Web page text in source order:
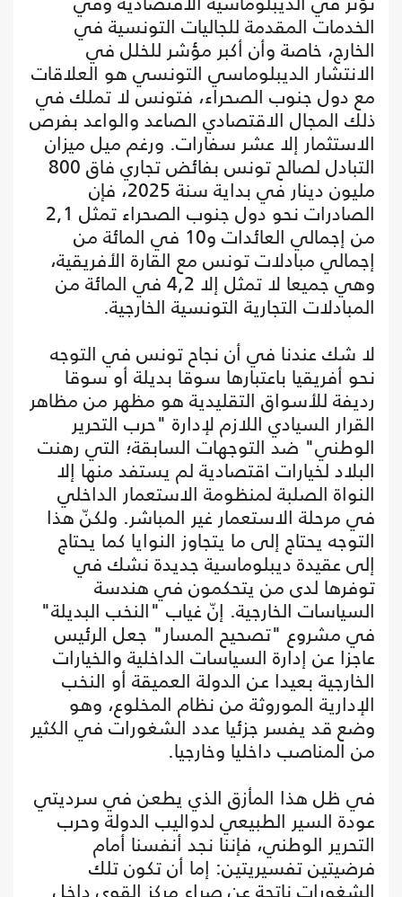
الخدمات المقدمة للجاليات التونسية في
الخارج، خاصة وأن أكبر مؤشر للخلل في
الانتشار الديبلوماسي التونسي هو العلاقات
مع دول جنوب الصحراء، فتونس لا تملك في
ذلك المجال الاقتصادي الصاعد والواعد بفرص
الاستثمار إلا عشر سفارات. ورغم ميل ميزان
التبادل لصالح تونس بفائض تجاري فاق 800
مليون دينار في بداية سنة 2025، فإن
الصادرات نحو دول جنوب الصحراء تمثل 2,1
من إجمالي العائدات و10 في المائة من
إجمالي مبادلات تونس مع القارة الأفريقية،
وهي جميعا لا تمثل إلا 4,2 في المائة من
المبادلات التجارية التونسية الخارجية.
لا شك عندنا في أن نجاح تونس في التوجه
نحو أفريقيا باعتبارها سوقا بديلة أو سوقا
رديفة للأسواق التقليدية هو مظهر من مظاهر
القرار السيادي اللازم لإدارة "حرب التحرير
الوطني" ضد التوجهات السابقة؛ التي رهنت
البلاد لخيارات اقتصادية لم يستفد منها إلا
النواة الصلبة لمنظومة الاستعمار الداخلي
في مرحلة الاستعمار غير المباشر. ولكنّ هذا
التوجه يحتاج إلى ما يتجاوز النوايا كما يحتاج
إلى عقيدة ديبلوماسية جديدة نشك في
توفرها لدى من يتحكمون في هندسة
السياسات الخارجية. إنّ غياب "النخب البديلة"
في مشروع "تصحيح المسار" جعل الرئيس
عاجزا عن إدارة السياسات الداخلية والخيارات
الخارجية بعيدا عن الدولة العميقة أو النخب
الإدارية الموروثة من نظام المخلوع، وهو
وضع قد يفسر جزئيا عدد الشغورات في الكثير
من المناصب داخليا وخارجيا.
في ظل هذا المأزق الذي يطعن في سرديتي
عودة السير الطبيعي لدواليب الدولة وحرب
التحرير الوطني، فإننا نجد أنفسنا أمام
فرضيتين تفسيريتين: إما أن تكون تلك
الشغورات ناتجة عن صراع مركز القوى داخل